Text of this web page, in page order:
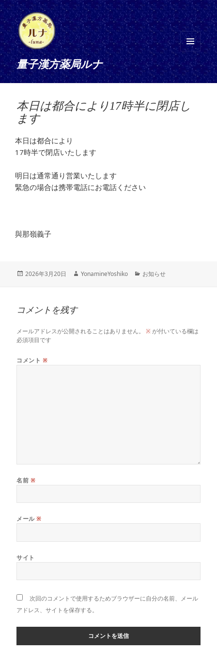
量子漢方薬局ルナ
メニ
ュー
とウ
ェッ
本日は都合により17時半に閉店し
ます
本日は都合により
17時半で閉店いたします
明日は通常通り営業いたします
緊急の場合は携帯電話にお電話ください
與那嶺義子
投
2026年3月20日
作
YonamineYoshiko
カ
お知らせ
コメントを残す
メールアドレスが公開されることはありません。 ※が付いている欄は
必須項目です
コメント ※
名前 ※
メール※
サイト
次回のコメントで使用するためブラウザーに自分の名前、メール
アドレス、サイトを保存する。